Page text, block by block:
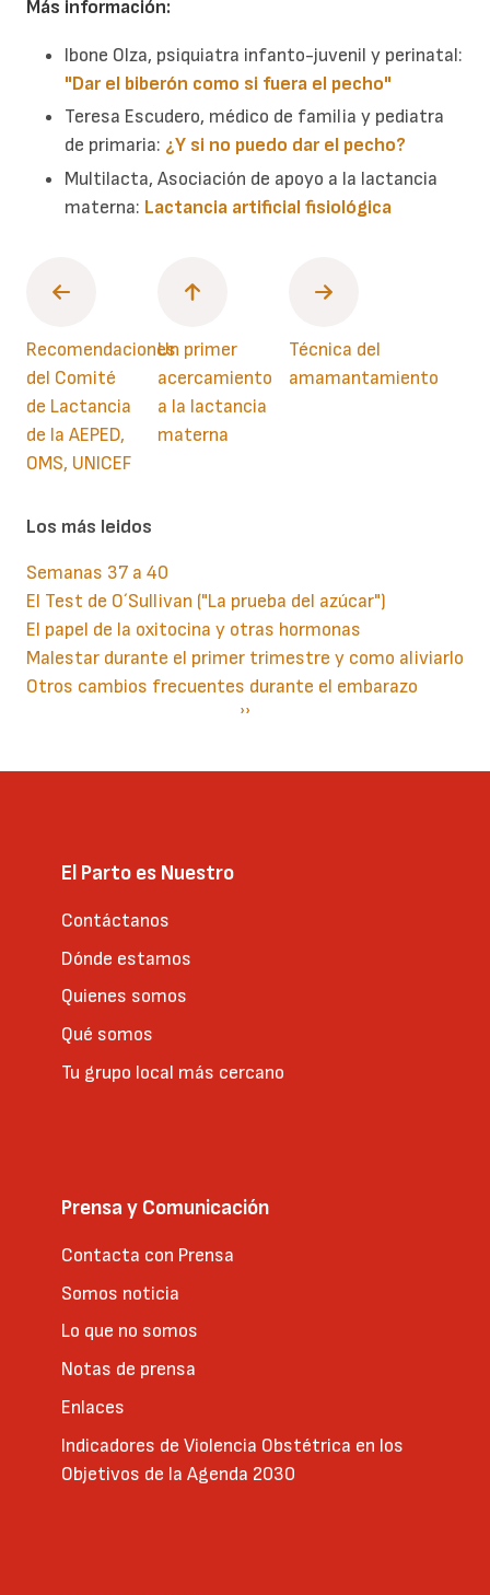
Más información:
Ibone Olza, psiquiatra infanto-juvenil y perinatal:
"Dar el biberón como si fuera el pecho"
Teresa Escudero, médico de familia y pediatra
de primaria: ¿Y si no puedo dar el pecho?
Multilacta, Asociación de apoyo a la lactancia
materna: Lactancia artificial fisiológica
Recomendaciones
del Comité
de Lactancia
de la AEPED,
OMS, UNICEF
Un primer
acercamiento
a la lactancia
materna
Técnica del
amamantamiento
Los más leidos
Semanas 37 a 40
El Test de O´Sullivan ("La prueba del azúcar")
El papel de la oxitocina y otras hormonas
Malestar durante el primer trimestre y como aliviarlo
Otros cambios frecuentes durante el embarazo
Siguiente
››
El Parto es Nuestro
Contáctanos
Dónde estamos
Quienes somos
Qué somos
Tu grupo local más cercano
Prensa y Comunicación
Contacta con Prensa
Somos noticia
Lo que no somos
Notas de prensa
Enlaces
Indicadores de Violencia Obstétrica en los
Objetivos de la Agenda 2030